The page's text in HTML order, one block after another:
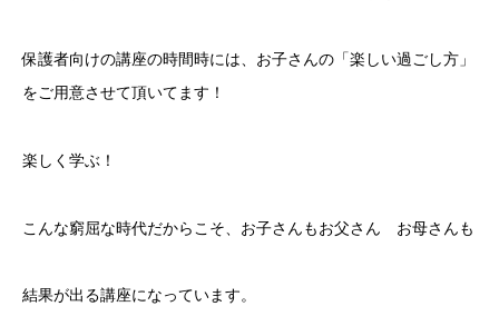
保護者向けの講座の時間時には、お子さんの「楽しい過ごし方」
をご用意させて頂いてます！
楽しく学ぶ！
こんな窮屈な時代だからこそ、お子さんもお父さん お母さんも
結果が出る講座になっています。